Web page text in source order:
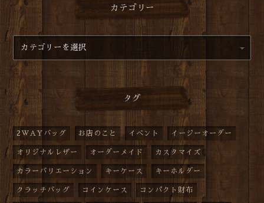
カテゴリー
タグ
2WAYバッグ お店のこと イベント イージーオーダー
オリジナルレザー オーダーメイド カスタマイズ
カラーバリエーション キーケース キーホルダー
クラッチバッグ コインケース コンパクト財布